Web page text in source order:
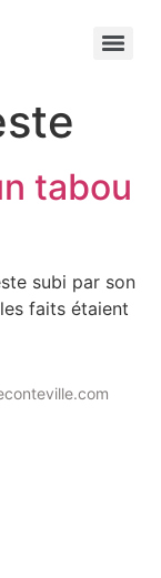
tabou
subi par son
faits étaient